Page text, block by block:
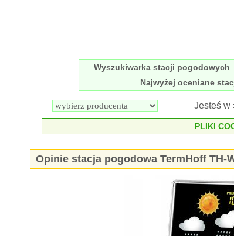
Wyszukiwarka stacji pogodowych
Najwyżej oceniane
Jesteś w
PLIKI
Opinie stacja pogodowa TermHoff TH-